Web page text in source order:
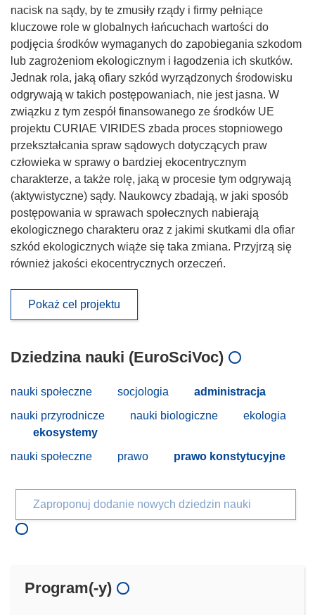
nacisk na sądy, by te zmusiły rządy i firmy pełniące
kluczowe role w globalnych łańcuchach wartości do
podjęcia środków wymaganych do zapobiegania szkodom
lub zagrożeniom ekologicznym i łagodzenia ich skutków.
Jednak rola, jaką ofiary szkód wyrządzonych środowisku
odgrywają w takich postępowaniach, nie jest jasna. W
związku z tym zespół finansowanego ze środków UE
projektu CURIAE VIRIDES zbada proces stopniowego
przekształcania spraw sądowych dotyczących praw
człowieka w sprawy o bardziej ekocentrycznym
charakterze, a także rolę, jaką w procesie tym odgrywają
(aktywistyczne) sądy. Naukowcy zbadają, w jaki sposób
postępowania w sprawach społecznych nabierają
ekologicznego charakteru oraz z jakimi skutkami dla ofiar
szkód ekologicznych wiąże się taka zmiana. Przyjrzą się
również jakości ekocentrycznych orzeczeń.
Pokaż cel projektu
Dziedzina nauki (EuroSciVoc)
nauki społeczne socjologia
administracja
nauki przyrodnicze
nauki biologiczne
ekologia
ekosystemy
nauki społeczne
prawo prawo konstytucyjne
Zaproponuj dodanie nowych dziedzin nauki
Program(-y)